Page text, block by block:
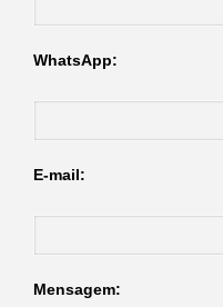
WhatsApp:
E-mail:
Mensagem: